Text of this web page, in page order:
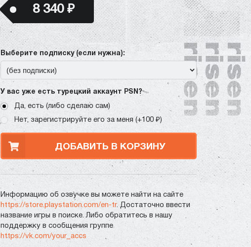
8 340 ₽
Выберите подписку (если нужна):
У вас уже есть турецкий аккаунт PSN?
Да, есть (либо сделаю сам)
Нет, зарегистрируйте его за меня (+100 ₽)
ДОБАВИТЬ В КОРЗИНУ
Информацию об озвучке вы можете найти на сайте
https://store.playstation.com/en-tr. Достаточно ввести
название игры в поиске. Либо обратитесь в нашу
поддержку в сообщения группе
https://vk.com/your_accs